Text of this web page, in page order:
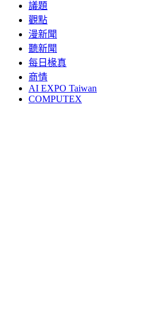
議題
觀點
漫新聞
聽新聞
每日椽真
商情
AI EXPO Taiwan
COMPUTEX